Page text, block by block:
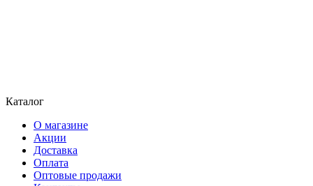
Каталог
О магазине
Акции
Доставка
Оплата
Оптовые продажи